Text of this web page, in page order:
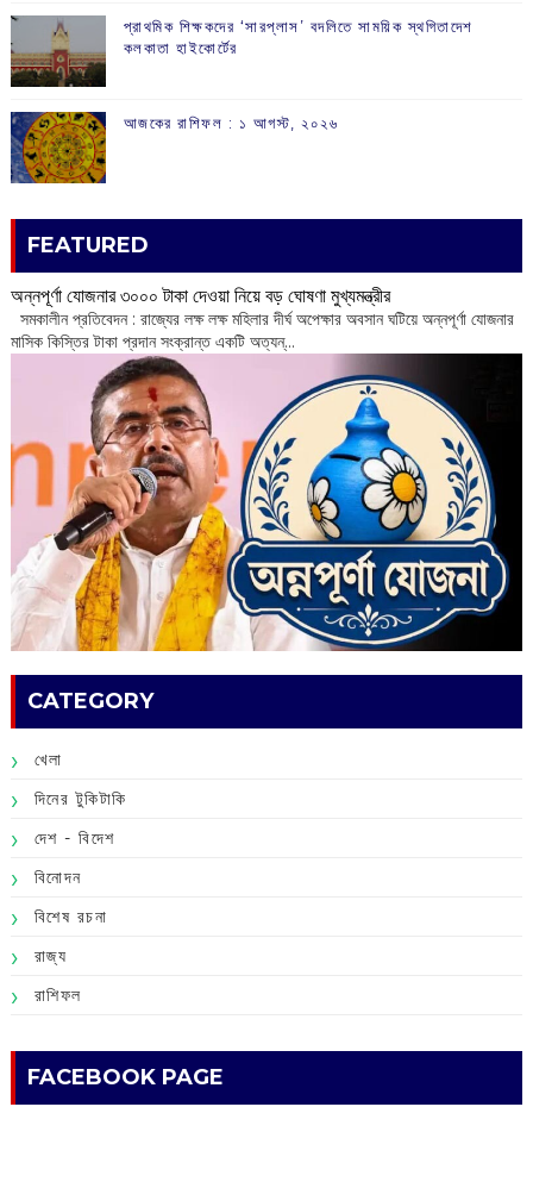
প্রাথমিক শিক্ষকদের ‘সারপ্লাস’ বদলিতে সাময়িক স্থগিতাদেশ
কলকাতা হাইকোর্টের
আজকের রাশিফল :‌ ‌‌১ আগস্ট, ২০২৬
FEATURED
অন্নপূর্ণা যোজনার ৩০০০ টাকা দেওয়া নিয়ে বড় ঘোষণা মুখ্যমন্ত্রীর
সমকালীন প্রতিবেদন : রাজ্যের লক্ষ লক্ষ মহিলার দীর্ঘ অপেক্ষার অবসান ঘটিয়ে অন্নপূর্ণা যোজনার
মাসিক কিস্তির টাকা প্রদান সংক্রান্ত একটি অত্যন্...
CATEGORY
খেলা
দিনের টুকিটাকি
দেশ - বিদেশ
বিনোদন
বিশেষ রচনা
রাজ্য
রাশিফল
FACEBOOK PAGE